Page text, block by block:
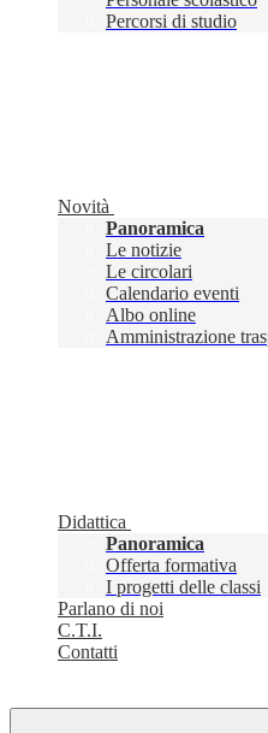
Percorsi di studio
Novità
Panoramica
Le notizie
Le circolari
Calendario eventi
Albo online
Amministrazione
Didattica
Panoramica
Offerta formativa
I progetti delle classi
Parlano di noi
C.T.I.
Contatti